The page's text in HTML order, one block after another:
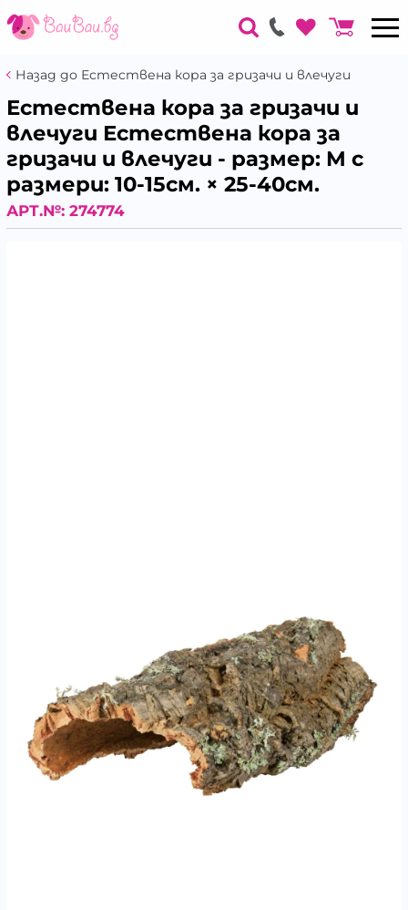
Назад до Естествена кора за гризачи и влечуги
Естествена кора за гризачи и
влечуги Естествена кора за
гризачи и влечуги - размер: M с
размери: 10-15см. × 25-40см.
АРТ.№: 274774